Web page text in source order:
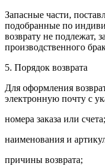
Запасные части,
подобранные по
возврату не подлежат,
производственного
5. Порядок возврата
Для оформления
электронную почту с
номера заказа или счета;
наименования и
причины возврата;